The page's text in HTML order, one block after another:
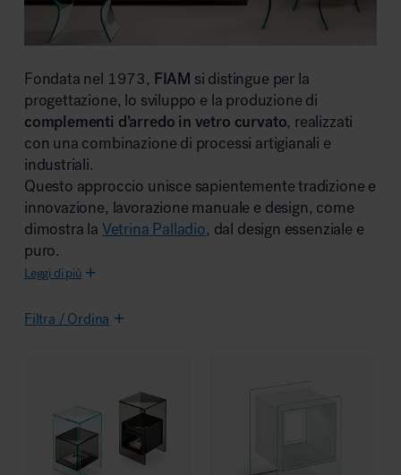
Area lounge e attesa
Fondata nel 1973, FIAM si distingue per la
progettazione, lo sviluppo e la produzione di
complementi d’arredo in vetro curvato, realizzati
con una combinazione di processi artigianali e
industriali.
Questo approccio unisce sapientemente tradizione e
innovazione, lavorazione manuale e design, come
dimostra la Vetrina Palladio, dal design essenziale e
puro.
Leggi di più
Filtra / Ordina